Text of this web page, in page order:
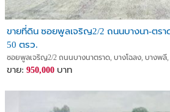
ขายที่ดิน ซอยพูลเจริญ2/2 ถนนบางนา-ตร
50 ตรว.
ซอยพูลเจริญ2/2 ถนนบางนาตราด, บางโฉลง, บางพลี,
ขาย: 950,000 บาท